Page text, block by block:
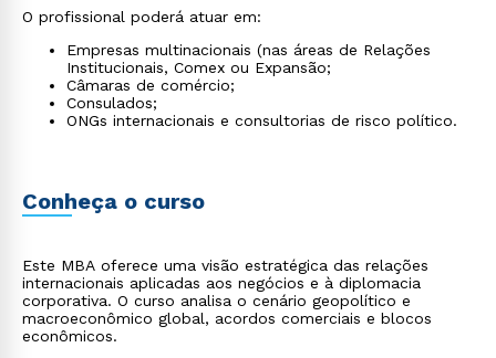
O profissional poderá atuar em:
Empresas multinacionais (nas áreas de Relações
Institucionais, Comex ou Expansão;
Câmaras de comércio;
Consulados;
ONGs internacionais e consultorias de risco político.
Conheça o curso
Este MBA oferece uma visão estratégica das relações
internacionais aplicadas aos negócios e à diplomacia
corporativa. O curso analisa o cenário geopolítico e
macroeconômico global, acordos comerciais e blocos
econômicos.